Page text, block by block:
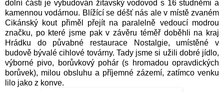
dolní části je vybudován žitavský vodovod s 16 studněmi a
kamennou vodárnou. Blížící se déšť nás ale v místě zvaném
Cikánský kout přiměl přejít na paralelně vedoucí modrou
značku, po které jsme pak v závěru téměř doběhli na kraj
Hrádku do půvabné restaurace Nostalgie, umístěné v
budově bývalé cihlové továrny. Tady jsme si užili dobré jídlo,
výborné pivo, borůvkový pohár (s hromadou opravdických
borůvek), milou obsluhu a příjemné zázemí, zatímco venku
lilo jako z konve.